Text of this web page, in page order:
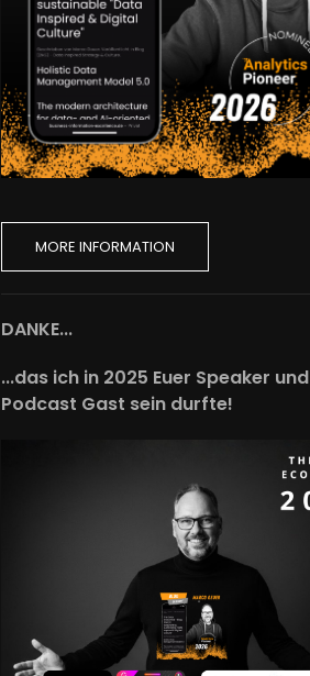
MORE INFORMATION
DANKE...
...das ich in 2025 Euer Speaker und
Podcast Gast sein durfte!